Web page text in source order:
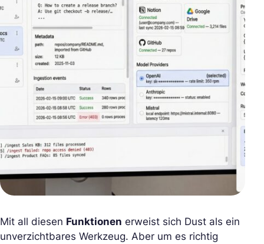
Mit all diesen Funktionen erweist sich Dust als ein
unverzichtbares Werkzeug. Aber um es richtig